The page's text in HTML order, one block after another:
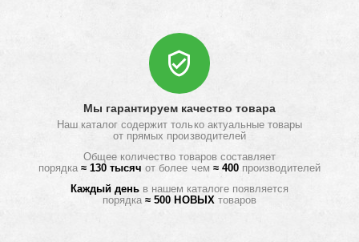
Мы гарантируем качество товара
Наш каталог содержит только актуальные товары
от прямых производителей
Общее количество товаров составляет
порядка≈ 130 тысяч от более чем ≈ 400 производителей
Каждый деньв нашем каталоге появляется
порядка≈ 500 НОВЫХ товаров